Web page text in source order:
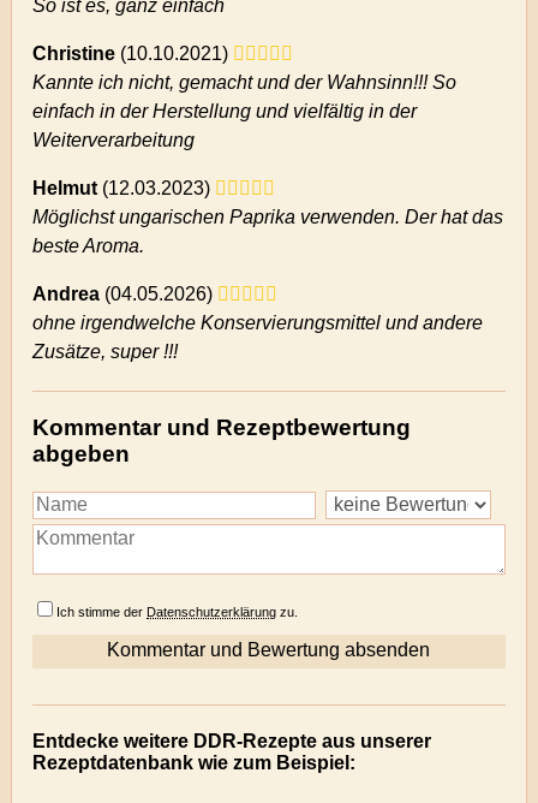
So ist es, ganz einfach
Christine (10.10.2021)
Kannte ich nicht, gemacht und der Wahnsinn!!! So
einfach in der Herstellung und vielfältig in der
Weiterverarbeitung
Helmut (12.03.2023)
Möglichst ungarischen Paprika verwenden. Der hat das
beste Aroma.
Andrea (04.05.2026)
ohne irgendwelche Konservierungsmittel und andere
Zusätze, super !!!
Kommentar und Rezeptbewertung
abgeben
Ich stimme derDatenschutzerklärung zu.
Entdecke weitere DDR-Rezepte aus unserer
Rezeptdatenbank wie zum Beispiel: